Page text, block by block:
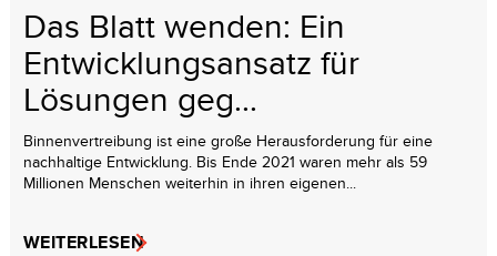
Das Blatt wenden: Ein
Entwicklungsansatz für
Lösungen geg...
Binnenvertreibung ist eine große Herausforderung für eine
nachhaltige Entwicklung. Bis Ende 2021 waren mehr als 59
Millionen Menschen weiterhin in ihren eigenen...
WEITERLESEN